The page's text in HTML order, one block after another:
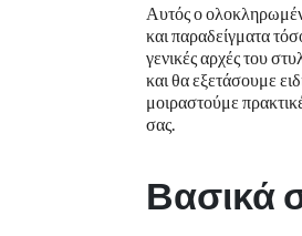
Αυτός ο
και παραδείγματα
γενικές αρχές του
και θα εξετάσουμε
μοιραστούμε
σας.
Βασικά